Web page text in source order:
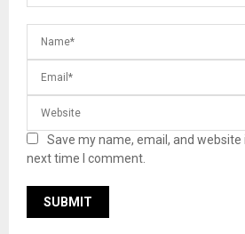
Save my name, email, and
next time I comment.